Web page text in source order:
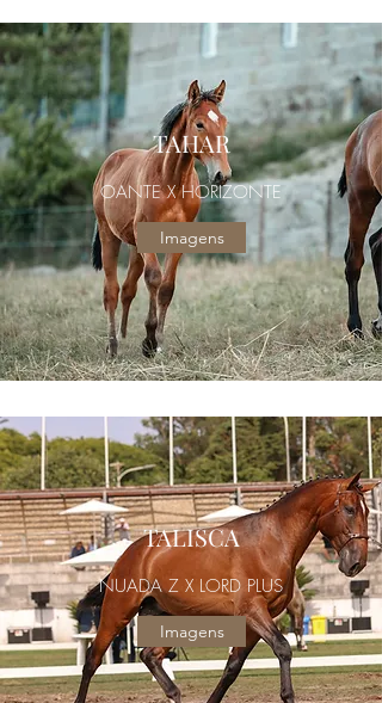
TAHAR
OANTE X HORIZONTE
Imagens
TALISCA
NUADA Z X LORD PLUS
Imagens